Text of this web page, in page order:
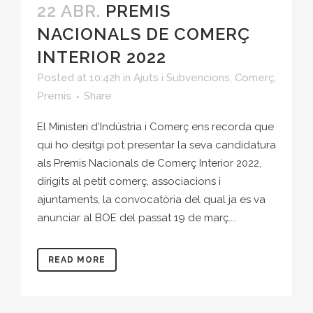
22 ABR. PREMIS
NACIONALS DE COMERÇ
INTERIOR 2022
Posted at 10:42h in Ajuts i Subvencions, Comerç,
Premis
Share
El Ministeri d'Indústria i Comerç ens recorda que
qui ho desitgi pot presentar la seva candidatura
als Premis Nacionals de Comerç Interior 2022,
dirigits al petit comerç, associacions i
ajuntaments, la convocatòria del qual ja es va
anunciar al BOE del passat 19 de març....
READ MORE